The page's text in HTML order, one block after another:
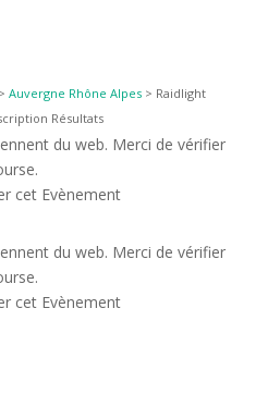
> Auvergne Rhône Alpes> Raidlight
Résultats
du web. Merci de vérifier
cet Evènement
du web. Merci de vérifier
cet Evènement